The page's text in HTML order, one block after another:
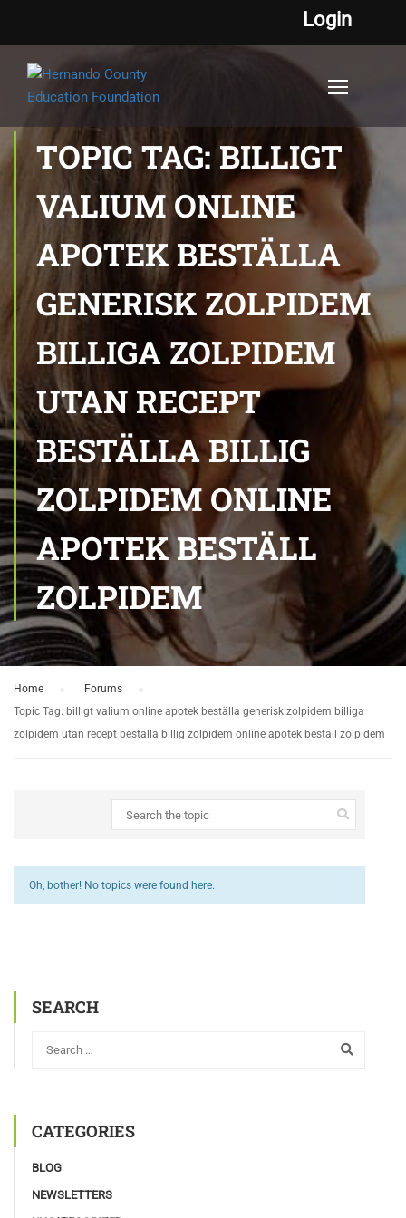
Login
TOPIC TAG: BILLIGT
VALIUM ONLINE
APOTEK BESTÄLLA
GENERISK ZOLPIDEM
BILLIGA ZOLPIDEM
UTAN RECEPT
BESTÄLLA BILLIG
ZOLPIDEM ONLINE
APOTEK BESTÄLL
ZOLPIDEM
Home Forums
Topic Tag: billigt valium online apotek beställa generisk zolpidem billiga
zolpidem utan recept beställa billig zolpidem online apotek beställ zolpidem
Oh, bother! No topics were found here.
SEARCH
CATEGORIES
BLOG
NEWSLETTERS